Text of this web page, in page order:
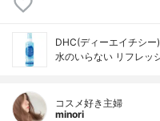
DHC(ディーエイチシー)
水のいらない リフレッ
コスメ好き主婦
minori